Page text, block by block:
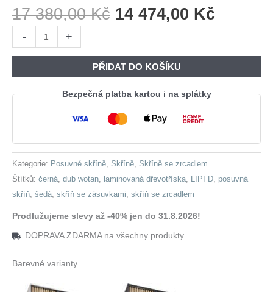
17 380,00Kč Původní
17
380,00 Kč.
14 474,00 Kč
474,00
-
se
a
zásuvkami
šedá
/
dub
wotan
/
černá
+
PŘIDAT DO KOŠÍKU
Bezpečná platba kartou i na splátky
Kategorie: Posuvné skříně, Skříně, Skříně se zrcadlem
Štítků: černá, dub wotan, laminovaná dřevotříska, LIPI D, posuvná
skříň, šedá, skříň se zásuvkami, skříň se zrcadlem
Prodlužujeme slevy až -40% jen do 31.8.2026!
DOPRAVA ZDARMA na všechny produkty
Barevné varianty